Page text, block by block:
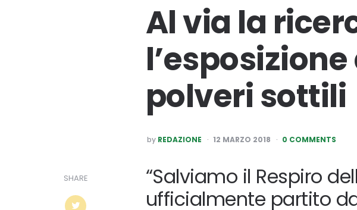
Al via la
polveri sottili
POSTED
BY
by REDAZIONE 12 MARZO 2018 0 COMMENTS
SHARE
“Salviamo il Respiro
ufficialmente partito